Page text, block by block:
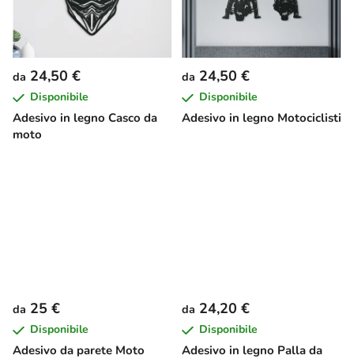
Adesivo in legno Casco da
moto
da 24,50 €
Disponibile
Adesivo in legno Motociclisti
da 24,50 €
Disponibile
Adesivo da parete Moto
da 25 €
Disponibile
Adesivo in legno Palla da
da 24,20 €
Disponibile